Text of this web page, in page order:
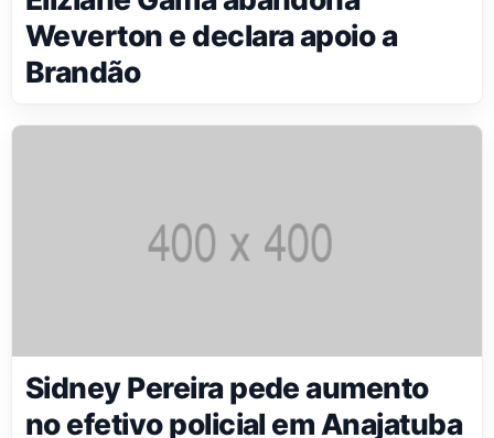
Weverton e declara apoio a
Brandão
Sidney Pereira pede aumento
no efetivo policial em Anajatuba